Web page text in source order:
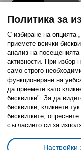
Последвайте
FacebookTwitter
Политика за
Избор на
Политика за
С избиране на опцията
приемете всички
анализ на
активности. При избор
само строго
функциониране на
да приемете като
бисквитки". За да
бисквитки, кликнете
бисквитките,
съгласието си за
Настройки